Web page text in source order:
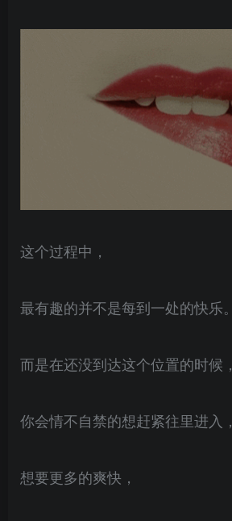
这个过程中，
最有趣的并不是每到一处的快乐。
而是在还没到达这个位置的时候，
你会情不自禁的想赶紧往里进入，
想要更多的爽快，